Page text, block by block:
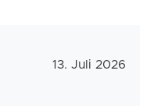
13. Juli 2026